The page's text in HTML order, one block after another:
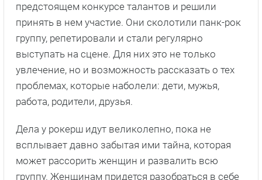
предстоящем конкурсе талантов и решили
принять в нем участие. Они сколотили панк-рок
группу, репетировали и стали регулярно
выступать на сцене. Для них это не только
увлечение, но и возможность рассказать о тех
проблемах, которые наболели: дети, мужья,
работа, родители, друзья.
Дела у рокерш идут великолепно, пока не
всплывает давно забытая ими тайна, которая
может рассорить женщин и развалить всю
группу. Женщинам придется разобраться в себе